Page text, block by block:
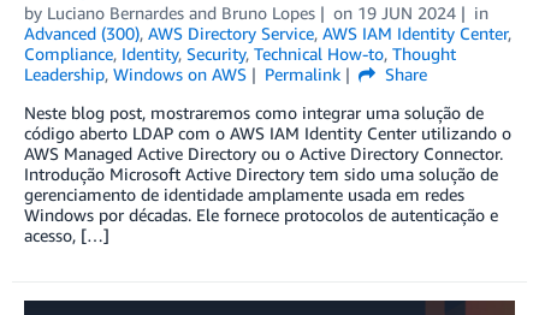
by Luciano Bernardes and Bruno Lopes on 19 JUN 2024
in
Advanced (300), AWS Directory Service, AWS IAM Identity Center,
Compliance, Identity, Security, Technical How-to, Thought
Leadership, Windows on AWS Permalink
Share
Neste blog post, mostraremos como integrar uma solução de
código aberto LDAP com o AWS IAM Identity Center utilizando o
AWS Managed Active Directory ou o Active Directory Connector.
Introdução Microsoft Active Directory tem sido uma solução de
gerenciamento de identidade amplamente usada em redes
Windows por décadas. Ele fornece protocolos de autenticação e
acesso, […]